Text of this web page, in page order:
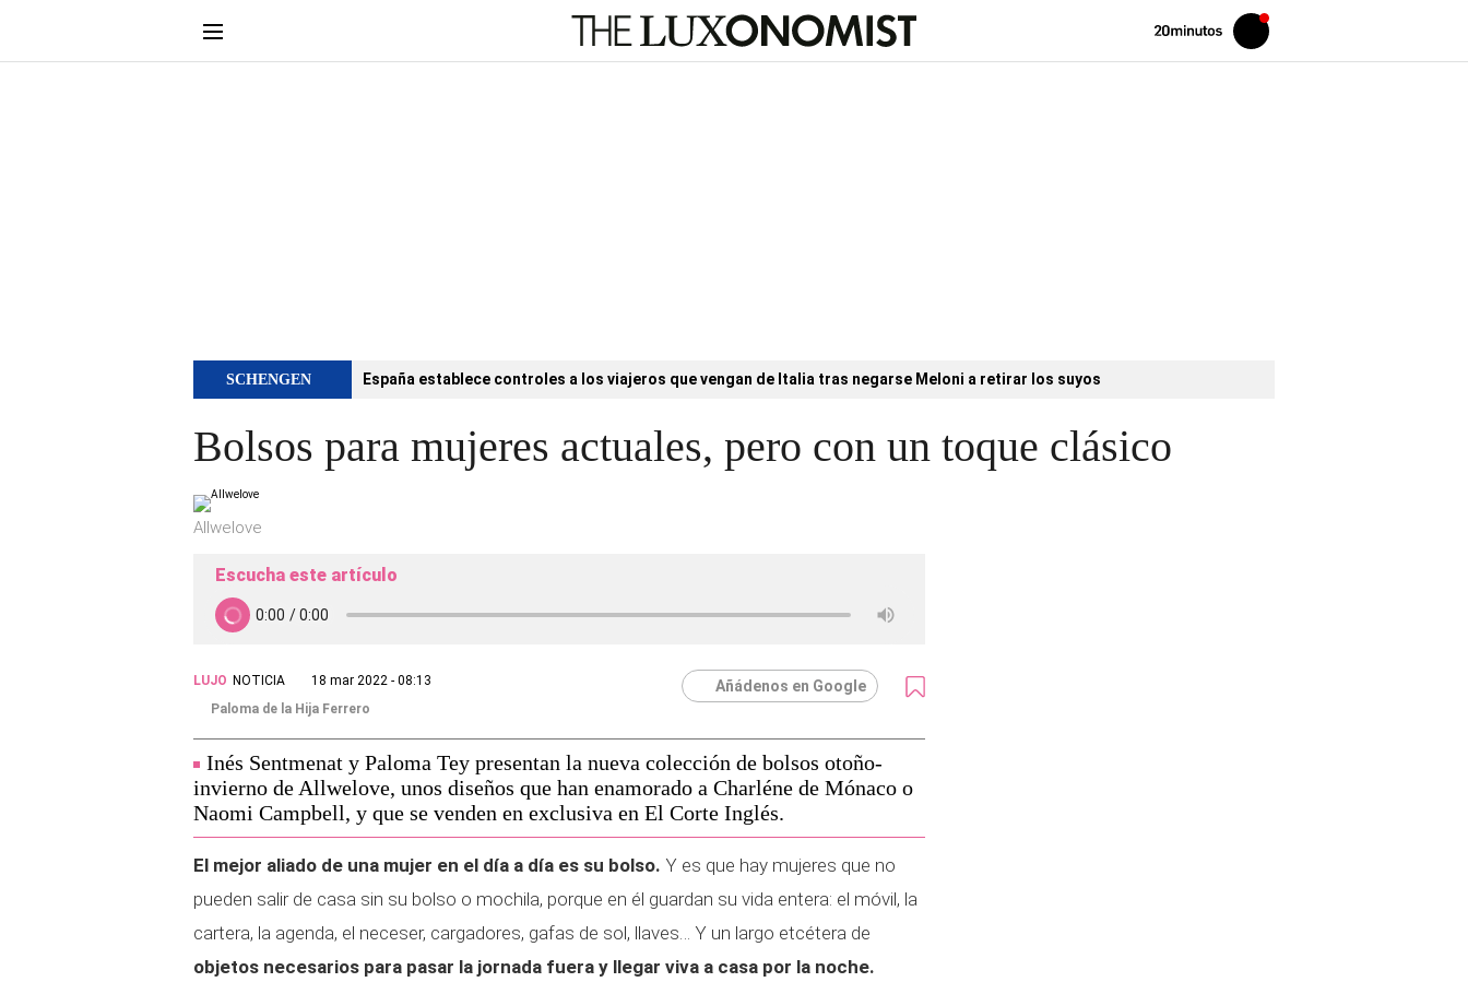
Volver
Iniciar
sesión
SCHENGEN España establece controles a los viajeros que vengan de Italia tras negarse Meloni a retirar los suyos
Bolsos para mujeres actuales, pero con un toque clásico
Allwelove
Escucha este artículo
LUJO NOTICIA
18 mar 2022 - 08:13
Paloma de la Hija Ferrero
Añádenos en Google
Inés Sentmenat y Paloma Tey presentan la nueva colección de bolsos otoño-
invierno de Allwelove, unos diseños que han enamorado a Charléne de Mónaco o
Naomi Campbell, y que se venden en exclusiva en El Corte Inglés.
El mejor aliado de una mujer en el día a día es su bolso. Y es que hay mujeres que no
pueden salir de casa sin su bolso o mochila, porque en él guardan su vida entera: el móvil, la
cartera, la agenda, el neceser, cargadores, gafas de sol, llaves… Y un largo etcétera de
objetos necesarios para pasar la jornada fuera y llegar viva a casa por la noche.